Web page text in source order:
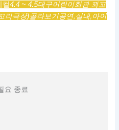
컬4.4 ~ 4.5대구어린이회관 꾀꼬
리극장)골라보기공연,실내,아이
요 종료